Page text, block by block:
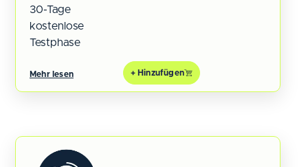
30-Tage
kostenlose
Testphase
Mehr lesen + Hinzufügen